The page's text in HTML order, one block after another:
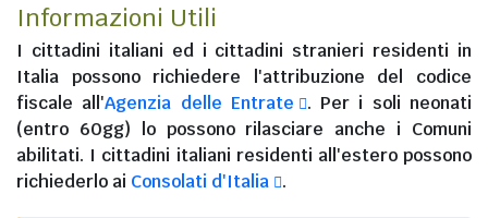
Informazioni Utili
I cittadini italiani ed i cittadini stranieri residenti in
Italia possono richiedere l'attribuzione del codice
fiscale all'Agenzia delle Entrate
. Per i soli neonati
(entro 60gg) lo possono rilasciare anche i Comuni
abilitati. I cittadini italiani residenti all'esteropossono
richiederlo ai Consolati d'Italia .